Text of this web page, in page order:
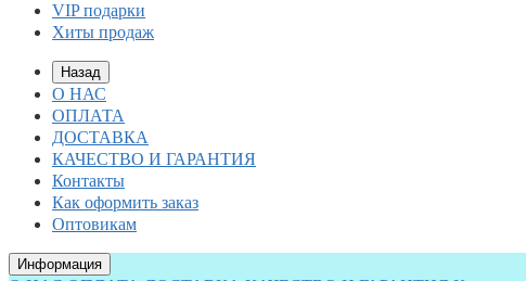
VIP подарки
Хиты продаж
Назад
О НАС
ОПЛАТА
ДОСТАВКА
КАЧЕСТВО И ГАРАНТИЯ
Контакты
Как оформить заказ
Оптовикам
Информация